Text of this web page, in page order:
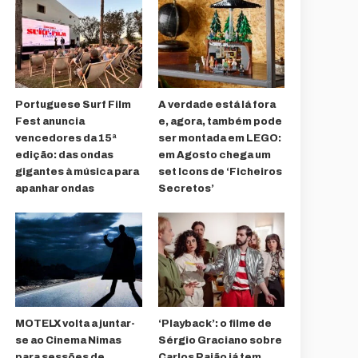
Portuguese Surf Film
Fest anuncia
vencedores da 15ª
edição: das ondas
gigantes à música para
apanhar ondas
A verdade está lá fora
e, agora, também pode
ser montada em LEGO:
em Agosto chega um
set Icons de ‘Ficheiros
Secretos’
MOTELX volta a juntar-
se ao Cinema Nimas
‘Playback’: o filme de
Sérgio Graciano sobre